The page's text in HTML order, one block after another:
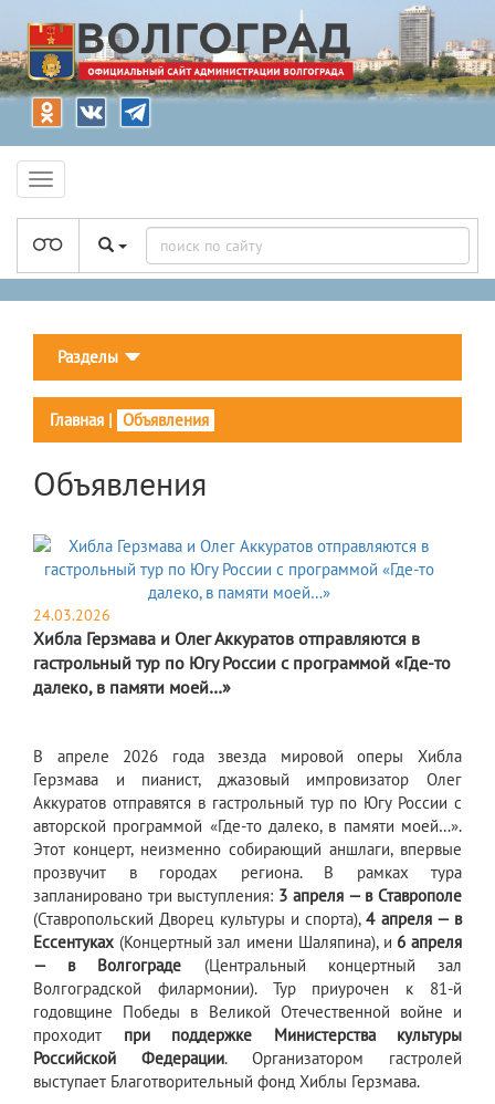
Разделы
Главная | Объявления
Объявления
24.03.2026
Хибла Герзмава и Олег Аккуратов отправляются в
гастрольный тур по Югу России с программой «Где-то
далеко, в памяти моей…»
В апреле 2026 года звезда мировой оперы Хибла
Герзмава и пианист, джазовый импровизатор Олег
Аккуратов отправятся в гастрольный тур по Югу России с
авторской программой «Где-то далеко, в памяти моей…».
Этот концерт, неизменно собирающий аншлаги, впервые
прозвучит в городах региона. В рамках тура
запланировано три выступления: 3 апреля — в Ставрополе
(Ставропольский Дворец культуры и спорта),4 апреля — в
Ессентуках (Концертный зал имени Шаляпина), и 6 апреля
— в Волгограде (Центральный концертный зал
Волгоградской филармонии). Тур приурочен к 81-й
годовщине Победы в Великой Отечественной войне и
проходит при поддержке Министерства культуры
Российской Федерации. Организатором гастролей
выступает Благотворительный фонд Хиблы Герзмава.